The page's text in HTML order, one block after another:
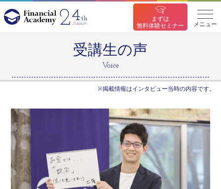
まずは
無料体験セミナー
メニュー
受講生の声
Voice
※掲載情報はインタビュー当時の内容です。